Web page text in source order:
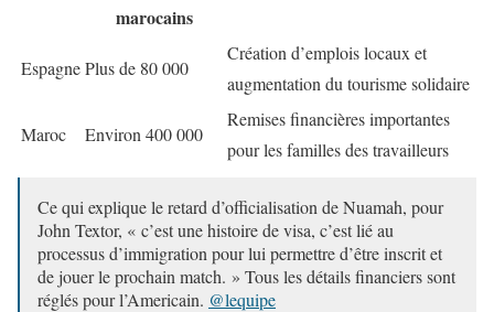
marocains
EspagnePlus de 80 000
Création d’emplois locaux et
augmentation du tourisme solidaire
Maroc Environ 400 000
Remises financières importantes
pour les familles des travailleurs
Ce qui explique le retard d’officialisation de Nuamah, pour
John Textor, « c’est une histoire de visa, c’est lié au
processus d’immigration pour lui permettre d’être inscrit et
de jouer le prochain match. » Tous les détails financiers sont
réglés pour l’Americain. @lequipe